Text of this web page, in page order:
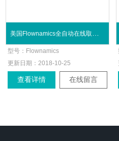
美国Flownamics全自动在线取样器、取样探头
型号： Flownamics
更新日期：2018-10-25
查看详情 在线留言